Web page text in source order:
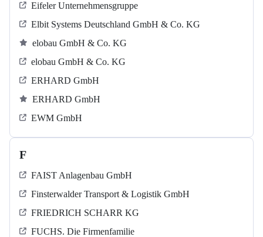
Eifeler Unternehmensgruppe
Elbit Systems Deutschland GmbH & Co. KG
elobau GmbH & Co. KG
elobau GmbH & Co. KG
ERHARD GmbH
ERHARD GmbH
EWM GmbH
F
FAIST Anlagenbau GmbH
Finsterwalder Transport & Logistik GmbH
FRIEDRICH SCHARR KG
FUCHS. Die Firmenfamilie